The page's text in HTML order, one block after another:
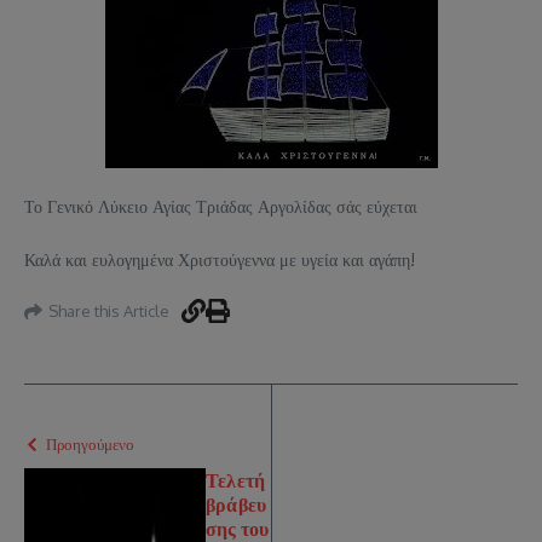
Το Γενικό Λύκειο Αγίας Τριάδας Αργολίδας σάς εύχεται
Καλά και ευλογημένα Χριστούγεννα με υγεία και αγάπη!
Share this Article
Προηγούμενο
Τελετή
βράβευ
σης του